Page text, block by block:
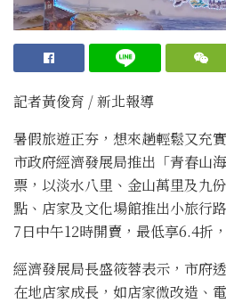
記者黃俊育 / 新北報導
暑假旅遊正夯，想來趟輕鬆又充
市政府經濟發展局推出「青春山
票，以淡水八里、金山萬里及九
點、店家及文化場館推出小旅行
7日中午12時開賣，最低享6.4折
經濟發展局長盛筱蓉表示，市府
在地店家成長，如店家微改造、